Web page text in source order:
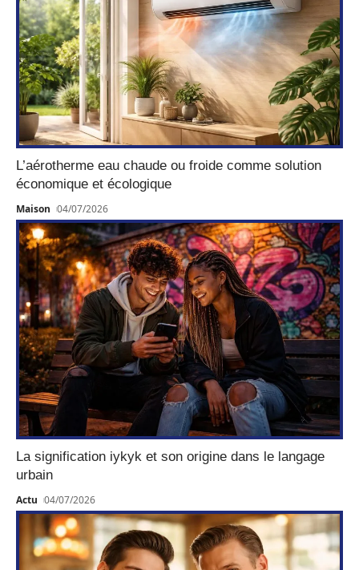
L’aérotherme eau chaude ou froide comme solution
économique et écologique
Maison 04/07/2026
La signification iykyk et son origine dans le langage
urbain
Actu 04/07/2026